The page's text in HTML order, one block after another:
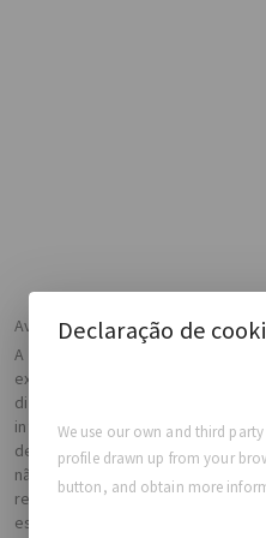
Aviso legal:
A informação apresentada no
explícita ou implicitamente,
diagnóstico ou tratamento
informações contidas nos
deles, destinam-se apenas a
não faz nenhuma
responsabilidade pela
essas informações estão
Declaração de
We use our own and third
profile drawn up from your
button, and obtain more